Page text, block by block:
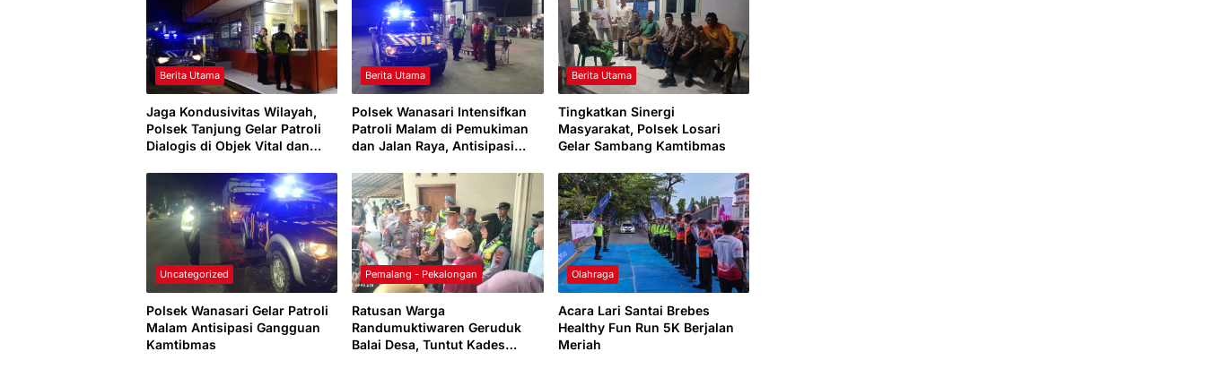
Berita Utama
Jaga Kondusivitas Wilayah,
Polsek Tanjung Gelar Patroli
Dialogis di Objek Vital dan
Berita Utama
Polsek Wanasari Intensifkan
Patroli Malam di Pemukiman
dan Jalan Raya, Antisipasi
Berita Utama
Tingkatkan Sinergi
Masyarakat, Polsek Losari
Gelar Sambang Kamtibmas
Uncategorized
Polsek Wanasari Gelar Patroli
Malam Antisipasi Gangguan
Kamtibmas
Pemalang - Pekalongan
Ratusan Warga
Randumuktiwaren Geruduk
Balai Desa, Tuntut Kades
Olahraga
Acara Lari Santai Brebes
Healthy Fun Run 5K Berjalan
Meriah